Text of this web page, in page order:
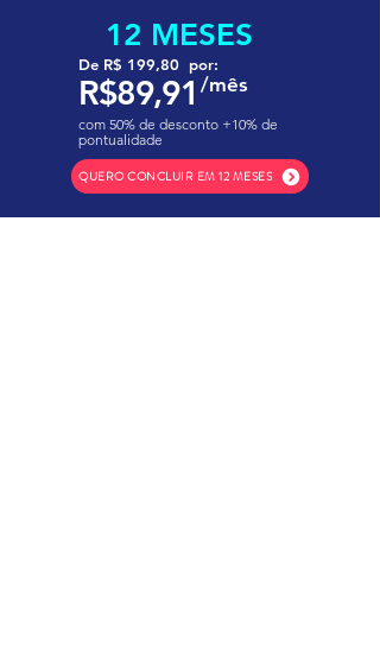
12 MESES
De R$ 199,80 por:
R$89,91 /mês
com 50% de desconto +10% de
pontualidade
QUERO CONCLUIR EM 12 MESES